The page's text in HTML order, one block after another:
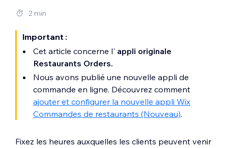
2 min
Important :
Cet article concerne l' appli originale
Restaurants Orders.
Nous avons publié une nouvelle appli de
commande en ligne. Découvrez comment
ajouter et configurer la nouvelle appli Wix
Commandes de restaurants (Nouveau).
Fixez les heures auxquelles les clients peuvent venir